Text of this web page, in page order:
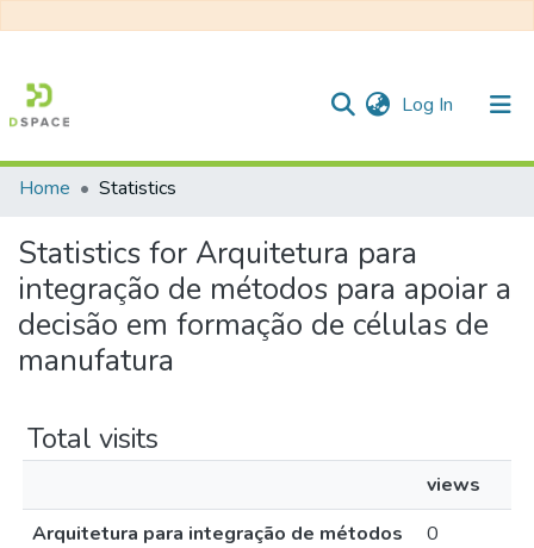
Log In (current)
All of DSpace
Home Statistics
Statistics for Arquitetura para
integração de métodos para apoiar a
decisão em formação de células de
manufatura
Total visits
views
Arquitetura para integração de métodos
0